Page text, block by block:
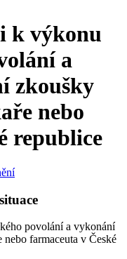
k výkonu
a
zkoušky
nebo
republice
povolání a vykonání
farmaceuta v České